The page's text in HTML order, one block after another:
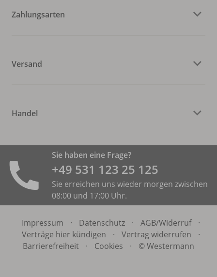
Zahlungsarten
Versand
Handel
Sie haben eine Frage?
+49 531 ­123 25 125
Sie erreichen uns wieder morgen zwischen
08:00 und 17:00 Uhr.
Impressum · Datenschutz · AGB/Widerruf
·
Verträge hier kündigen
· Vertrag widerrufen
·
Barrierefreiheit
· Cookies · © Westermann